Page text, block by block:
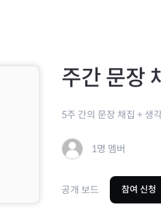
주간 문장
5주 간의 문장 채집 + 생
1명 멤버
공개 보드 참여 신청